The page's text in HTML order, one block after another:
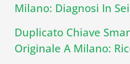
Milano: Diagnosi In
Duplicato Chiave
Originale A Milano: